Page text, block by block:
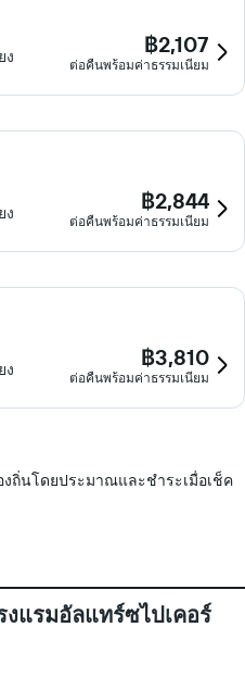
ง ฿2,107
ต่อคืนพร้อมค่าธรรมเนียม
ง ฿2,844
ต่อคืนพร้อมค่าธรรมเนียม
ง ฿3,810
ต่อคืนพร้อมค่าธรรมเนียม
ถิ่นโดยประมาณและชำระเมื่อเช็ค
แรมอัลแทร์ซไปเคอร์